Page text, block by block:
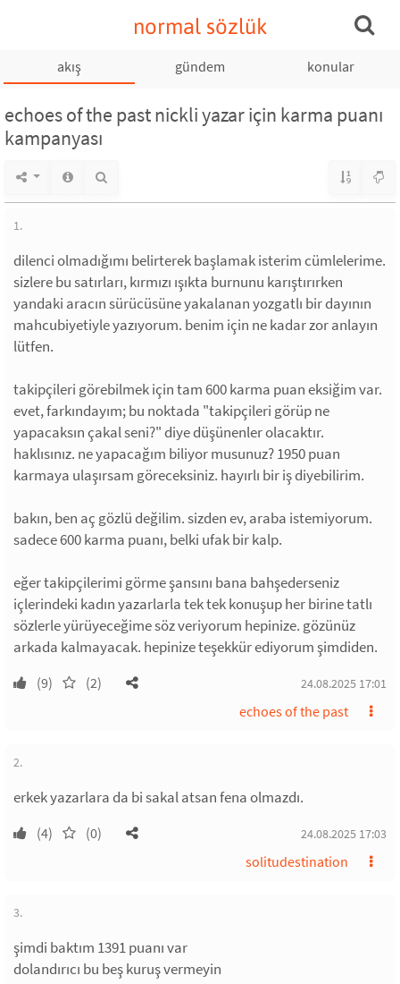
normal sözlük
akış gündem konular
echoes of the past nickli yazar için karma puanı
kampanyası
1.
dilenci olmadığımı belirterek başlamak isterim cümlelerime.
sizlere bu satırları, kırmızı ışıkta burnunu karıştırırken
yandaki aracın sürücüsüne yakalanan yozgatlı bir dayının
mahcubiyetiyle yazıyorum. benim için ne kadar zor anlayın
lütfen.
takipçileri görebilmek için tam 600 karma puan eksiğim var.
evet, farkındayım; bu noktada "takipçileri görüp ne
yapacaksın çakal seni?" diye düşünenler olacaktır.
haklısınız. ne yapacağım biliyor musunuz? 1950 puan
karmaya ulaşırsam göreceksiniz. hayırlı bir iş diyebilirim.
bakın, ben aç gözlü değilim. sizden ev, araba istemiyorum.
sadece 600 karma puanı, belki ufak bir kalp.
eğer takipçilerimi görme şansını bana bahşederseniz
içlerindeki kadın yazarlarla tek tek konuşup her birine tatlı
sözlerle yürüyeceğime söz veriyorum hepinize. gözünüz
arkada kalmayacak. hepinize teşekkür ediyorum şimdiden.
(9) (2) 24.08.2025 17:01
echoes of the past
2.
erkek yazarlara da bi sakal atsan fena olmazdı.
(4) (0) 24.08.2025 17:03
solitudestination
3.
şimdi baktım 1391 puanı var
dolandırıcı bu beş kuruş vermeyin